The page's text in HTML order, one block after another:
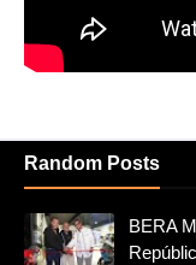
Random Posts
BERA